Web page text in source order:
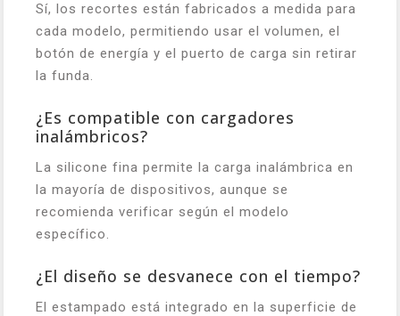
Sí, los recortes están fabricados a medida para
cada modelo, permitiendo usar el volumen, el
botón de energía y el puerto de carga sin retirar
la funda.
¿Es compatible con cargadores
inalámbricos?
La silicone fina permite la carga inalámbrica en
la mayoría de dispositivos, aunque se
recomienda verificar según el modelo
específico.
¿El diseño se desvanece con el tiempo?
El estampado está integrado en la superficie de